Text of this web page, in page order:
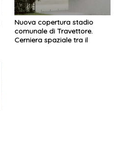
Nuova copertura stadio
comunale di Travettore.
Cerniera spaziale tra il